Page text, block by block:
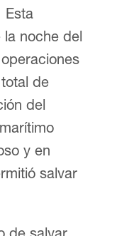
Esta
noche del
de
del
y en
salvar